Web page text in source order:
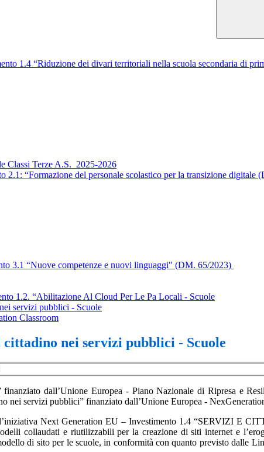
1.4 “Riduzione dei divari territoriali nella scuola secondaria di
Classi Terze A.S. ​ 2025-2026
2.1: “Formazione del personale scolastico per la transizione digitale
3.1 “Nuove competenze e nuovi linguaggi" (DM. 65/2023)
1.2. “Abilitazione Al Cloud Per Le Pa Locali - Scuole
servizi pubblici - Scuole
Classroom
nei servizi pubblici - Scuole
dall’Unione Europea - Piano Nazionale di Ripresa e
nei servizi pubblici” finanziato dall’Unione Europea -
Next Generation EU – Investimento 1.4 “SERVIZI E
collaudati e riutilizzabili per la creazione di siti internet e
di sito per le scuole, in conformità con quanto previsto dalle